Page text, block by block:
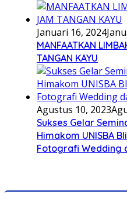
Januari 16, 2024
MANFAATKAN
TANGAN KAYU
Agustus 10, 2023
Sukses Gelar
Himakom UNISBA
Fotografi Wedding